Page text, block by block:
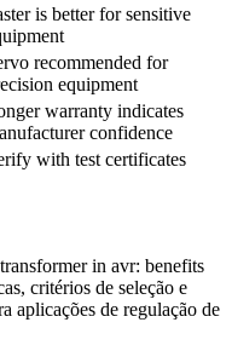
is better for sensitive
recommended for
equipment
warranty indicates
confidence
with test certificates
in avr: benefits
critérios de seleção e
aplicações de regulação de